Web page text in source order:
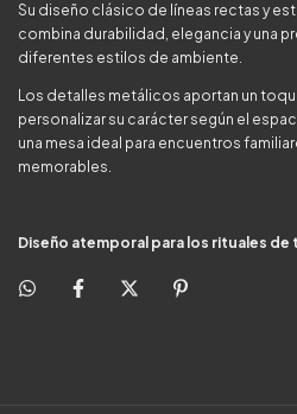
Su diseño clásico de líneas rectas y
combina durabilidad, elegancia y una
diferentes estilos de ambiente.
Los detalles metálicos aportan un
personalizar su carácter según el
una mesa ideal para encuentros
memorables.
Diseño atemporal para los rituales de